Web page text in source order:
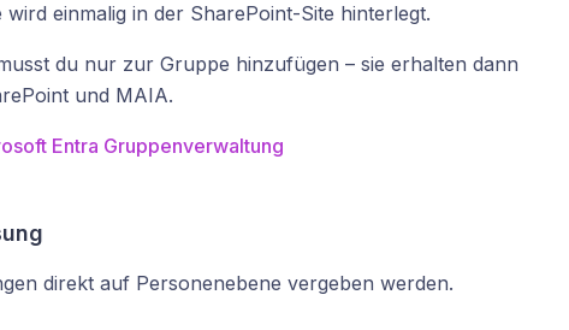
wird einmalig in der SharePoint-Site hinterlegt.
du nur zur Gruppe hinzufügen – sie erhalten dann
und MAIA.
Entra Gruppenverwaltung
direkt auf Personenebene vergeben werden.